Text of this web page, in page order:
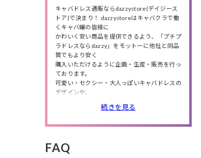
キャバドレス通販ならdazzystore(デイジース
トア)で決まり！ dazzystoreはキャバクラで働
くキャバ嬢の皆様に
かわいく安い商品を提供できるよう、「プチプ
ラドレスならdazzy」をモットーに他社と同品
質でもより安く
購入いただけるように企画・生産・販売を行っ
ております。
可愛い・セクシー・大人っぽいキャバドレスの
デザインや、
高級ドレス・韓国ドレス、結婚式・特別な日に
私服や同伴で使えるワンピースも多数取り扱っ
続きを見る
FAQ